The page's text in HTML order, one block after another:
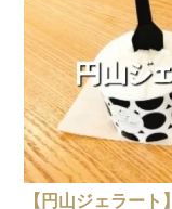
【円山ジェラー